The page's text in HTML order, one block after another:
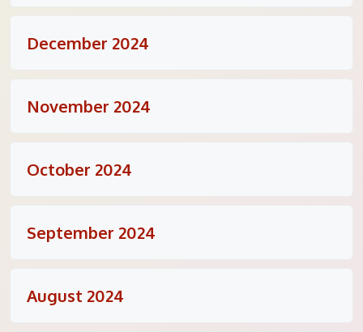
December 2024
November 2024
October 2024
September 2024
August 2024